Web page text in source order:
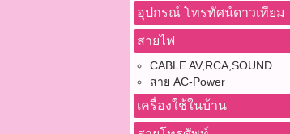
อุปกรณ์ โทรทัศน์ดาวเทียม
สายไฟ
CABLE AV,RCA,SOUND
สาย AC-Power
เครื่องใช้ในบ้าน